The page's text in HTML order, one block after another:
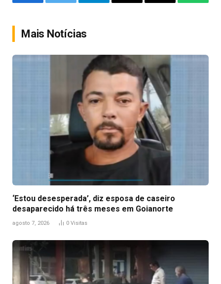
FacebookTwitter TelegramEmail
Copy
Mais Notícias
‘Estou desesperada’, diz esposa de caseiro
desaparecido há três meses em Goianorte
agosto 7, 2026 0 Visitas